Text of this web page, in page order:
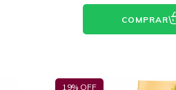
COMPRAR
19% OFF